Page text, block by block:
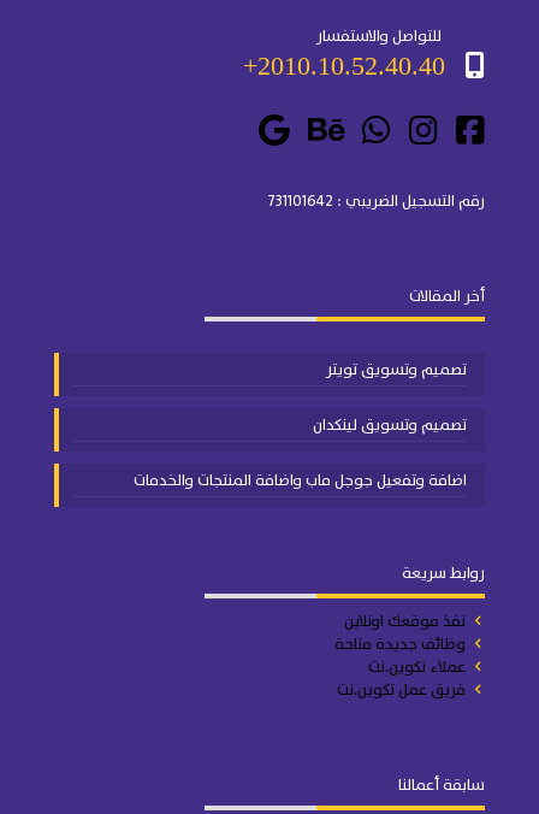
للتواصل والاستفسار
2010.10.52.40.40+
رقم التسجيل الضريبي : 731101642
أخر المقالات
تصميم وتسويق تويتر
تصميم وتسويق لينكدان
اضافة وتفعيل جوجل ماب واضافة المنتجات والخدمات
روابط سريعة
نفذ موقعك اونلاين
وظائف جديدة متاحة
عملاء تكوين.نت
فريق عمل تكوين.نت
سابقة أعمالنا